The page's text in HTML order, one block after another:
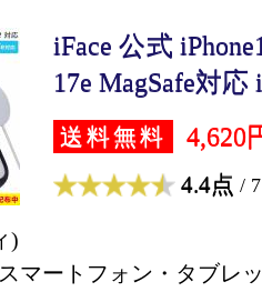
iFace 公式
17e MagSafe対応
送料無料 4,620
4.4点 /
)
マートフォン・タブレ